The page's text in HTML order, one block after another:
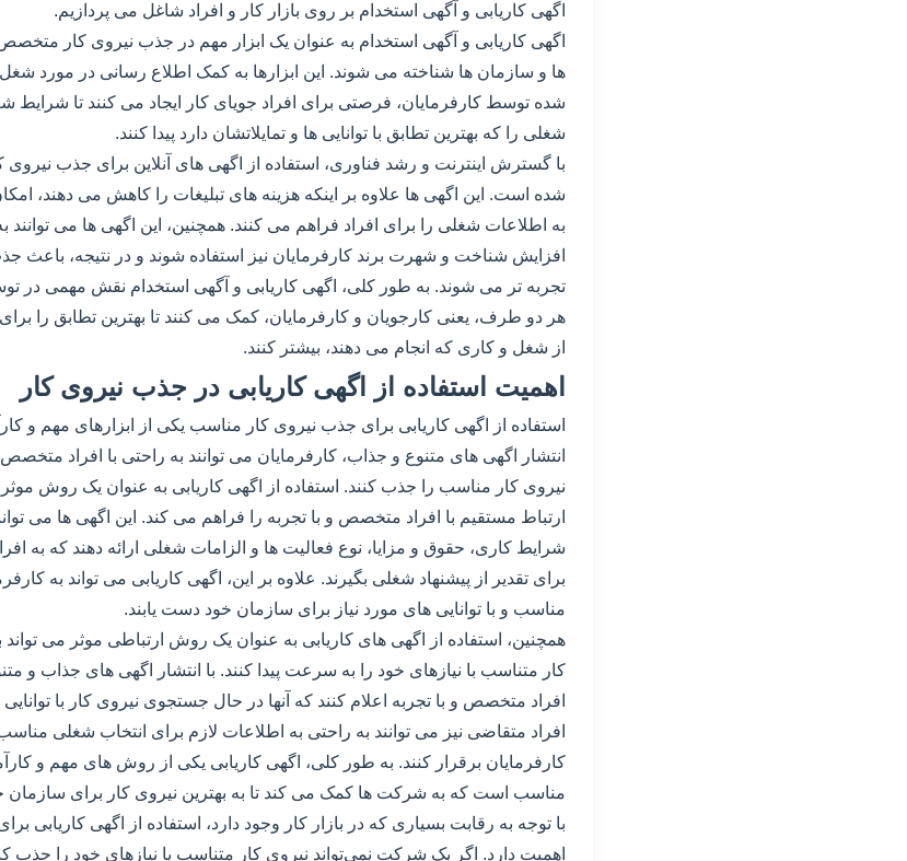
اگهی کاریابی و آگهی استخدام بر روی بازار کار و افراد شاغل می پردازیم.
اگهی کاریابی و آگهی استخدام به عنوان یک ابزار مهم در جذب نیروی کار
ها و سازمان ها شناخته می شوند. این ابزارها به کمک اطلاع رسانی در مورد شغل
شده توسط کارفرمایان، فرصتی برای افراد جویای کار ایجاد می کنند تا شرایط
شغلی را که بهترین تطابق با توانایی ها و تمایلاتشان دارد پیدا کنند.
با گسترش اینترنت و رشد فناوری، استفاده از اگهی های آنلاین برای جذب نیروی
شده است. این اگهی ها علاوه بر اینکه هزینه های تبلیغات را کاهش می دهند،
به اطلاعات شغلی را برای افراد فراهم می کنند. همچنین، این اگهی ها می توانند
افزایش شناخت و شهرت برند کارفرمایان نیز استفاده شوند و در نتیجه، باعث
تجربه تر می شوند. به طور کلی، اگهی کاریابی و آگهی استخدام نقش مهمی در
هر دو طرف، یعنی کارجویان و کارفرمایان، کمک می کنند تا بهترین تطابق را برای
از شغل و کاری که انجام می دهند، بیشتر کنند.
اهمیت استفاده از اگهی کاریابی در جذب نیروی کار
استفاده از اگهی کاریابی برای جذب نیروی کار مناسب یکی از ابزارهای مهم و
انتشار اگهی های متنوع و جذاب، کارفرمایان می توانند به راحتی با افراد متخصص
نیروی کار مناسب را جذب کنند. استفاده از اگهی کاریابی به عنوان یک روش
ارتباط مستقیم با افراد متخصص و با تجربه را فراهم می کند. این اگهی ها می
شرایط کاری، حقوق و مزایا، نوع فعالیت ها و الزامات شغلی ارائه دهند که به
برای تقدیر از پیشنهاد شغلی بگیرند. علاوه بر این، اگهی کاریابی می تواند به
مناسب و با توانایی های مورد نیاز برای سازمان خود دست یابند.
همچنین، استفاده از اگهی های کاریابی به عنوان یک روش ارتباطی موثر می
کار متناسب با نیازهای خود را به سرعت پیدا کنند. با انتشار اگهی های جذاب و
افراد متخصص و با تجربه اعلام کنند که آنها در حال جستجوی نیروی کار با
افراد متقاضی نیز می توانند به راحتی به اطلاعات لازم برای انتخاب شغلی
کارفرمایان برقرار کنند. به طور کلی، اگهی کاریابی یکی از روش های مهم و
مناسب است که به شرکت ها کمک می کند تا به بهترین نیروی کار برای سازمان
با توجه به رقابت بسیاری که در بازار کار وجود دارد، استفاده از اگهی کاریابی
اهمیت دارد. اگر یک شرکت نمی‌تواند نیروی کار متناسب با نیازهای خود را جذب